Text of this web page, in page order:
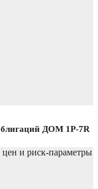
ДОМ 1P-7R